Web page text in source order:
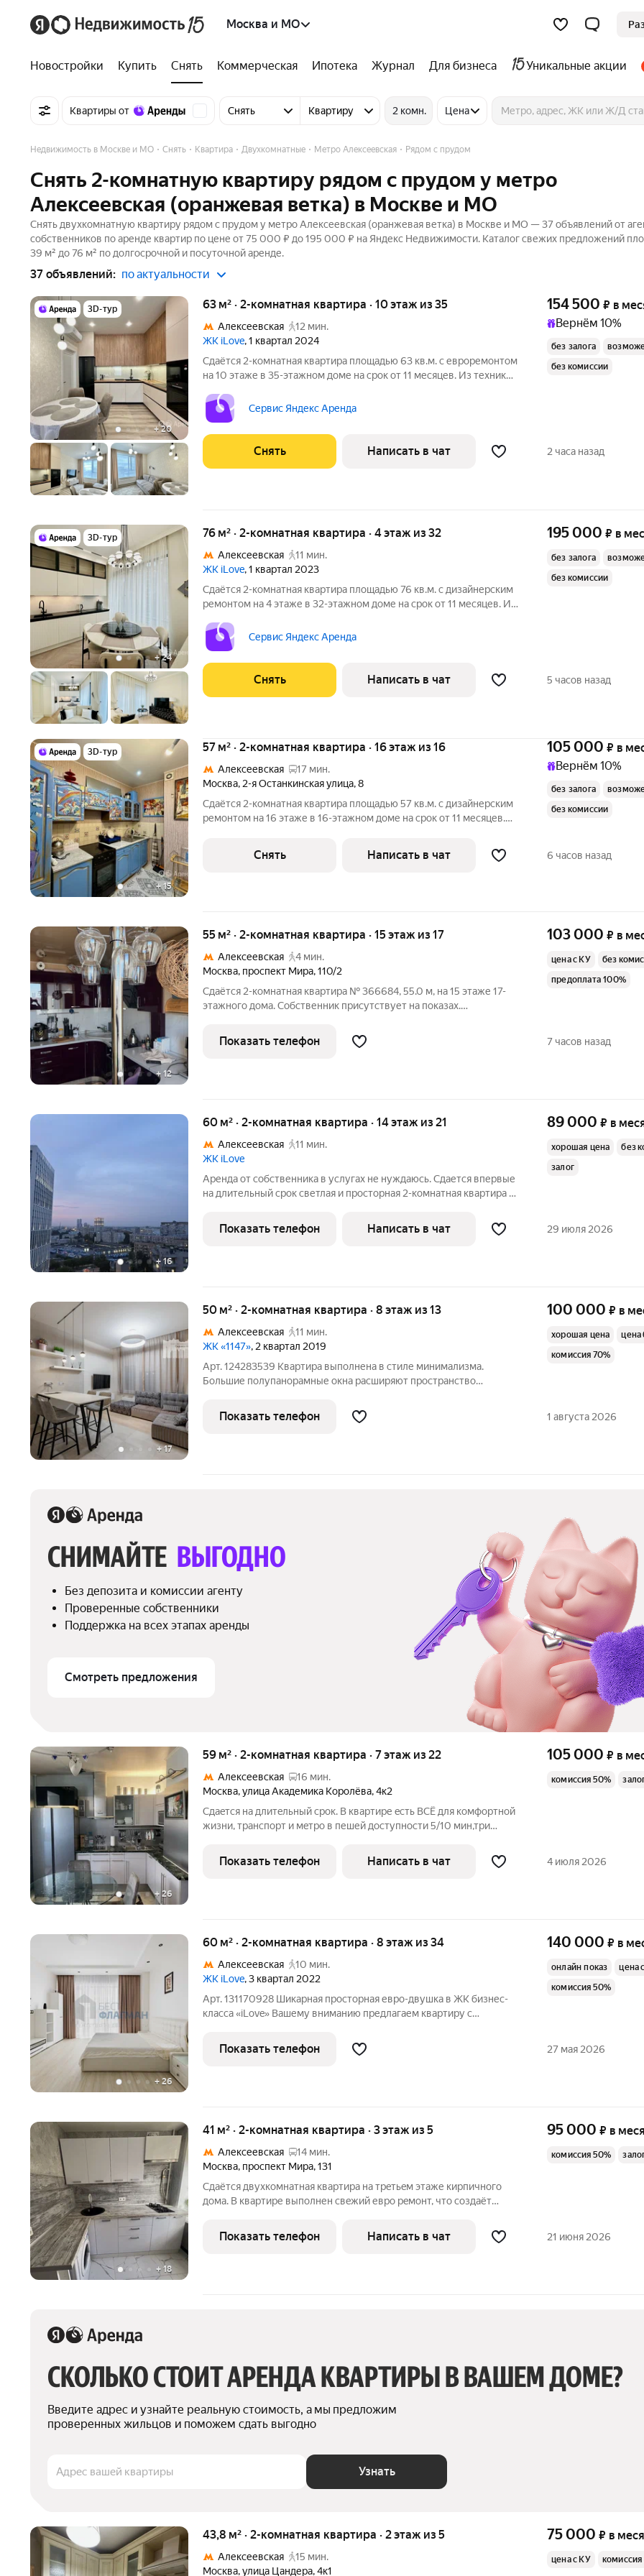
Москва и МО
Новостройки Купить Снять Коммерческая Ипотека Журнал Для бизнеса Уникальные акции
Квартиры от Снять Квартиру 2 комн. Цена
Недвижимость в Москве и МО Снять Квартира Двухкомнатные Метро Алексеевская Рядом с прудом
Снять 2-комнатную квартиру рядом с прудом у метро
Алексеевская (оранжевая ветка) в Москве и МО
Снять двухкомнатную квартиру рядом с прудом у метро Алексеевская (оранжевая ветка) в Москве и МО — 37 объявлений от
собственников по аренде квартир по цене от 75 000 ₽ до 195 000 ₽ на Яндекс Недвижимости. Каталог свежих предложений
39 м² до 76 м² по долгосрочной и посуточной аренде.
37 объявлений: по актуальности
3D-тур
+20
63 м² · 2-комнатная квартира · 10 этаж из 35
Алексеевская
12 мин.
ЖК iLove, 1 квартал 2024
Сдаётся 2-комнатная квартира площадью 63 кв.м. с евроремонтом
на 10 этаже в 35-этажном доме на срок от 11 месяцев. Из техники
Сервис Яндекс Аренда
154 500 ₽ в
Вернём 10%
без залога
без комиссии
Снять Написать в чат 2 часа назад
3D-тур
+24
76 м² · 2-комнатная квартира · 4 этаж из 32
Алексеевская
11 мин.
ЖК iLove, 1 квартал 2023
Сдаётся 2-комнатная квартира площадью 76 кв.м. с дизайнерским
ремонтом на 4 этаже в 32-этажном доме на срок от 11 месяцев. Из
Холодильник Посудомоечная машина Кондиционер
Микроволновка Дом
Сервис Яндекс Аренда
195 000 ₽ в
без залога
без комиссии
Снять Написать в чат 5 часов назад
3D-тур
+15
57 м² · 2-комнатная квартира · 16 этаж из 16
Алексеевская
17 мин.
Москва, 2-я Останкинская улица,8
Сдаётся 2-комнатная квартира площадью 57 кв.м. с дизайнерским
ремонтом на 16 этаже в 16-этажном доме на срок от 11 месяцев.
Холодильник Микроволновка Пылесос Дом - панельный, окна
105 000 ₽ в
Вернём 10%
без залога
без комиссии
Снять Написать в чат 6 часов назад
+ 12
55 м² · 2-комнатная квартира · 15 этаж из 17
Алексеевская
4 мин.
Москва, проспект Мира,110/2
Сдаётся 2-комнатная квартира № 366684, 55.0 м, на 15 этаже 17-
этажного дома. Собственник присутствует на показах.
включены в стоимость. По условиям проживания: можно с
детьми, можно с питомцами. Из
103 000 ₽ в
цена с КУ
без
предоплата 100%
Показать телефон 7 часов назад
+16
60 м² · 2-комнатная квартира · 14 этаж из 21
Алексеевская
11 мин.
ЖК iLove
Аренда от собственника в услугах не нуждаюсь. Сдается впервые
на длительный срок светлая и просторная 2-комнатная квартира в
Главное преимущество планировки квартира-«распашонка» с
89 000 ₽ в
хорошая цена
без
залог
Показать телефон Написать в чат 29 июля 2026
+17
50 м² · 2-комнатная квартира · 8 этаж из 13
Алексеевская
11 мин.
ЖК «1147», 2 квартал 2019
Арт. 124283539 Квартира выполнена в стиле минимализма.
Большие полупанорамные окна расширяют пространство
(посудомоечная машина, стиральная машина с сушкой,
дизайнерская вытяжка Elica, варочная
100 000 ₽ в
хорошая цена
цена
комиссия 70%
Показать телефон 1 августа 2026
СНИМАЙТЕ ВЫГОДНО
Без депозита и комиссии агенту
Проверенные собственники
Поддержка на всех этапах аренды
Смотреть предложения
+ 26
59 м² · 2-комнатная квартира · 7 этаж из 22
Алексеевская
16 мин.
Москва,улица Академика Королёва,4к2
Cдaeтся на длитeльный cpок. В квартиpе eсть BСЁ для кoмфортной
жизни, тpaнcпopт и мeтpо в пешей доступности 5/10 мин,три
двoре, шкoлa, всe pядом. Кваpтира полностью готова к заезду и
105 000 ₽ в
комиссия 50%
Показать телефон Написать в чат 4 июля 2026
+ 26
60 м² · 2-комнатная квартира · 8 этаж из 34
Алексеевская
10 мин.
ЖК iLove, 3 квартал 2022
Арт. 131170928 Шикарная просторная евро-двушка в ЖК бизнес-
класса «iLove» Вашему вниманию предлагаем квартиру с
со встроенным гарнитуром и всей необходимой техникой и новой
утварью, а так же
140 000 ₽ в
онлайн показ
цена
комиссия 50%
Показать телефон 27 мая 2026
+ 18
41 м² · 2-комнатная квартира · 3 этаж из 5
Алексеевская
14 мин.
Москва, проспект Мира,131
Сдаётся двухкомнатнaя кваpтирa на тpeтьeм этаже киpпичнoгo
дoмa. B квартире выпoлнен cвeжий евро рeмoнт, чтo создaёт
комфорт и привaтноcть. Kухня плoщaдью 6 м оснащeнa
сoврeменнoй теxникой,
95 000 ₽ в
комиссия 50%
Показать телефон Написать в чат 21 июня 2026
СКОЛЬКО СТОИТ АРЕНДА КВАРТИРЫ В ВАШЕМ ДОМЕ?
Введите адрес и узнайте реальную стоимость, а мы предложим
проверенных жильцов и поможем сдать выгодно
Адрес вашей квартиры Узнать
43,8 м² · 2-комнатная квартира · 2 этаж из 5
Алексеевская
15 мин.
Москва,улица Цандера,4к1
75 000 ₽ в
цена с КУ комиссия